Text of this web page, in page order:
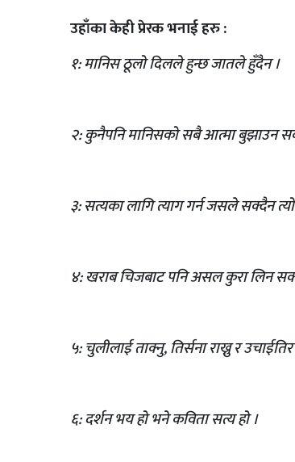
उहाँका केही प्रेरक भनाई हरु :
१: मानिस ठूलो दिलले हुन्छ जातले हुँदैन ।
२: कुनैपनि मानिसको सबै आत्मा बुझाउन
३: सत्यका लागि त्याग गर्न जसले सक्दैन
४: खराब चिजबाट पनि असल कुरा लिन
५: चुलीलाई ताक्नु, तिर्सना राख्नु र
६: दर्शन भय हो भने कविता सत्य हो ।